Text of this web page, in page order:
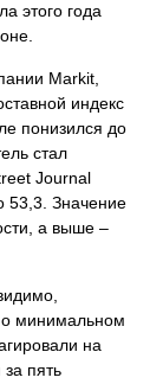
этого года
Markit,
индекс
понизился до
стал
Journal
53,3. Значение
а выше –
о минимальном
на
пять